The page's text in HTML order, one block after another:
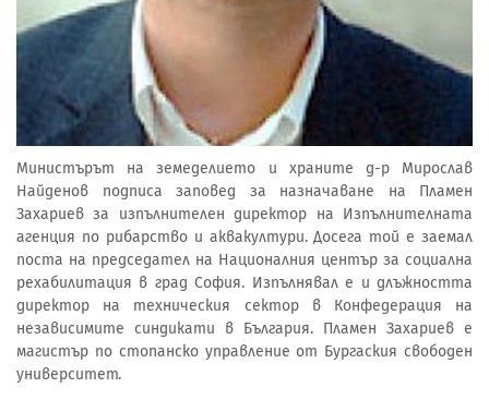
Министърът на земеделието и храните д-р Мирослав
Найденов подписа заповед за назначаване на Пламен
Захариев за изпълнителен директор на Изпълнителната
агенция по рибарство и аквакултури. Досега той е заемал
поста на председател на Националния център за социална
рехабилитация в град София. Изпълнявал е и длъжността
директор на техническия сектор в Конфедерация на
независимите синдикати в България. Пламен Захариев е
магистър по стопанско управление от Бургаския свободен
университет.